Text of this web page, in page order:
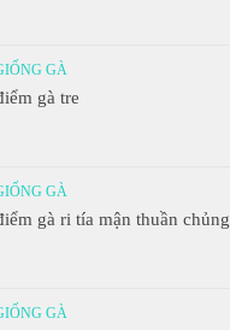
GÀ
gà tre
GÀ
gà ri tía mận thuần chủng
GÀ